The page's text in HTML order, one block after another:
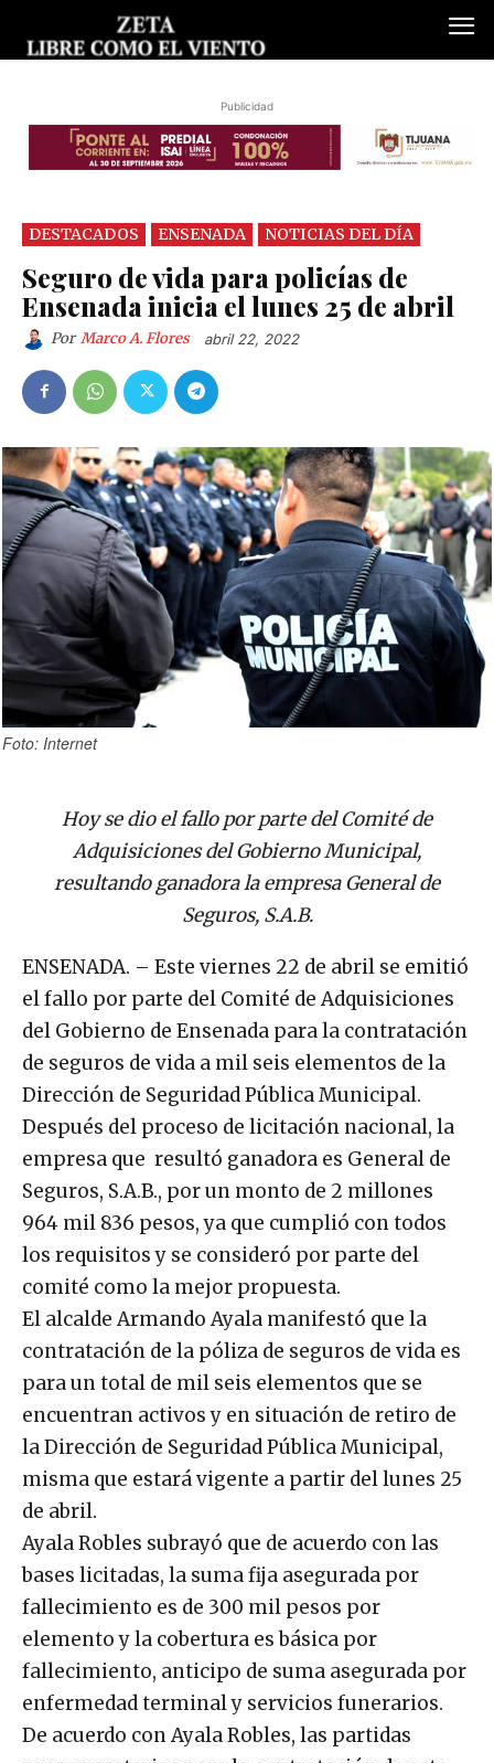
Publicidad
DESTACADOS ENSENADA NOTICIAS DEL DÍA
Seguro de vida para policías de
Ensenada inicia el lunes 25 de abril
Por Marco A. Flores abril 22, 2022
Foto: Internet
Hoy se dio el fallo por parte del Comité de
Adquisiciones del Gobierno Municipal,
resultando ganadora la empresa General de
Seguros, S.A.B.
ENSENADA. – Este viernes 22 de abril se emitió
el fallo por parte del Comité de Adquisiciones
del Gobierno de Ensenada para la contratación
de seguros de vida a mil seis elementos de la
Dirección de Seguridad Pública Municipal.
Después del proceso de licitación nacional, la
empresa que resultó ganadora es General de
Seguros, S.A.B., por un monto de 2 millones
964 mil 836 pesos, ya que cumplió con todos
los requisitos y se consideró por parte del
comité como la mejor propuesta.
El alcalde Armando Ayala manifestó que la
contratación de la póliza de seguros de vida es
para un total de mil seis elementos que se
encuentran activos y en situación de retiro de
la Dirección de Seguridad Pública Municipal,
misma que estará vigente a partir del lunes 25
de abril.
Ayala Robles subrayó que de acuerdo con las
bases licitadas, la suma fija asegurada por
fallecimiento es de 300 mil pesos por
elemento y la cobertura es básica por
fallecimiento, anticipo de suma asegurada por
enfermedad terminal y servicios funerarios.
De acuerdo con Ayala Robles, las partidas